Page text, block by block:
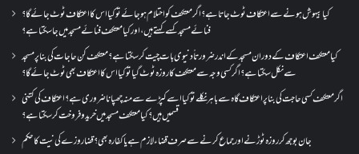
کیا بیہوش ہونے سے اعتکاف ٹوٹ جاتا ہے؟ اگر معتکف کو احتلام ہو جائے تو کیا اس کا اعتکاف ٹوٹ جائے گا؟
فنائے مسجد کسے کہتے ہیں ، اور کیا معتکف فنائے مسجد میں جا سکتا ہے؟
کیا معتکف اعتکاف کے دوران مسجد کے اندر ضرورتاً دنیوی بات چیت کر سکتا ہے؟معتکف کن حاجات کی بنا پر مسجد
سے نکل سکتا ہے؟ اگر کسی وجہ سے معتکف کا روزہ ٹوٹ گیا تو کیا اس کا اعتکاف بھی ٹوٹ جائے گا؟
اگر معتکف کسی حاجت کی بنا پر اعتکاف گاہ سے باہر نکلے تو کیا اسے کپڑے سے منہ چھپانا ضروری ہے؟اعتکاف کی کتنی
قسمیں ہیں؟کیا معتکف مسجد میں خرید و فروخت کر سکتا ہے؟
جان بوجھ کر روزہ ٹوڑنے اور جماع کرنے سے صرف قضاء لازم ہے یا کفارہ بھی؟ قضا روزے کی نیت کا حکم